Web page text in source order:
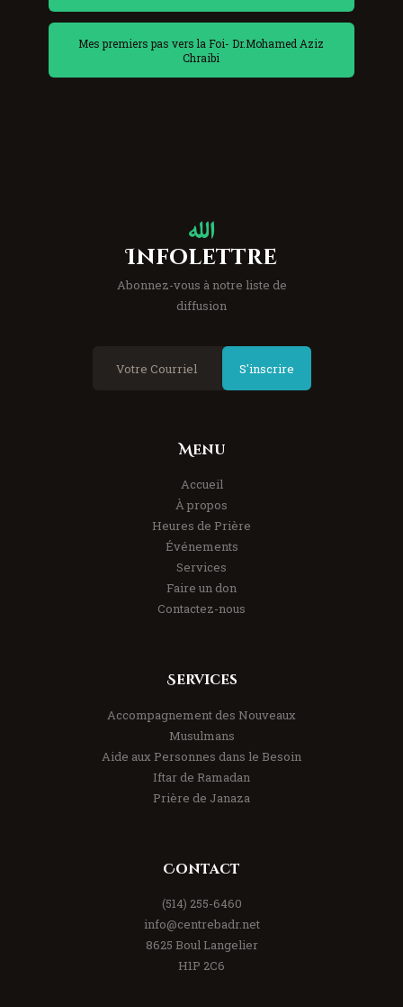
Mes premiers pas vers la Foi- Dr.Mohamed Aziz
Chraibi
Infolettre
Abonnez-vous à notre liste de
diffusion
S'inscrire
Menu
Accueil
À propos
Heures de Prière
Événements
Services
Faire un don
Contactez-nous
Services
Accompagnement des Nouveaux
Musulmans
Aide aux Personnes dans le Besoin
Iftar de Ramadan
Prière de Janaza
Contact
(514) 255-6460
info@centrebadr.net
8625 Boul Langelier
H1P 2C6